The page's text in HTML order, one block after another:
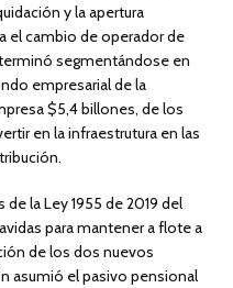
y la apertura
el cambio de operador de
segmentándose en
empresarial de la
$5,4 billones, de los
en la infraestrutura en las
la Ley 1955 de 2019 del
para mantener a flote a
de los dos nuevos
asumió el pasivo pensional